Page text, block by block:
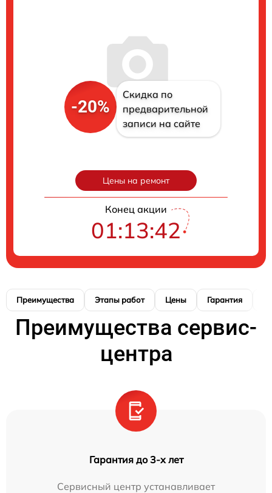
-20%
Скидка по
предварительной
записи на сайте
Цены на ремонт
Конец акции
01:13:41
Преимущества Этапы работ Цены Гарантия
Преимущества сервис-
центра
Гарантия до 3-х лет
Сервисный центр устанавливает